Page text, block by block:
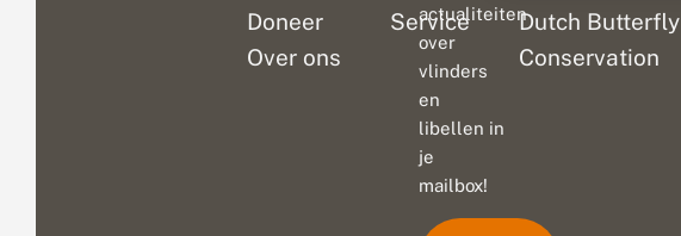
Doneer
Over ons
Service
Dutch Butterfly
Conservation
actualiteiten
over
vlinders
en
libellen in
je
mailbox!